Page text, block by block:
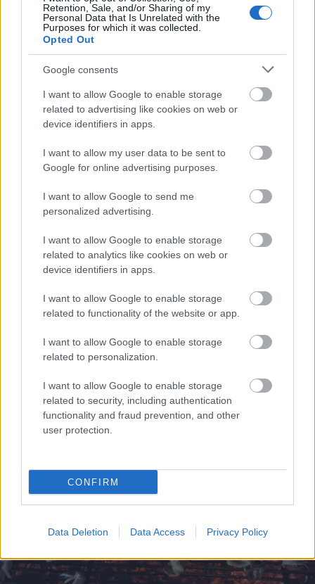
Retention, Sale, and/or Sharing of my
Personal Data that Is Unrelated with the
Purposes for which it was collected.
Opted Out
Google consents
I want to allow Google to enable storage
related to advertising like cookies on web or
device identifiers in apps.
I want to allow my user data to be sent to
Google for online advertising purposes.
I want to allow Google to send me
personalized advertising.
I want to allow Google to enable storage
related to analytics like cookies on web or
device identifiers in apps.
I want to allow Google to enable storage
related to functionality of the website or app.
I want to allow Google to enable storage
related to personalization.
I want to allow Google to enable storage
related to security, including authentication
functionality and fraud prevention, and other
user protection.
CONFIRM
Data Deletion Data Access Privacy Policy
Frozen yogurt ή παγωτό; Ποιο είναι τελικά πιο υγιεινό
Η Apple αποφασίζει ποιος μένει και ποιος φεύγει και
οι κανόνες δεν είναι ίδιοι για όλους